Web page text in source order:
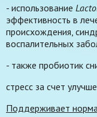
- использование
эффективность в
происхождения,
воспалительных
- также пробиотик
стресс за счет
Поддерживает